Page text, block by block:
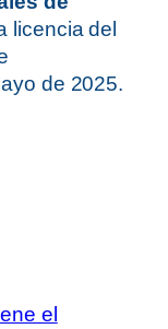
licencia del
de 2025.
el